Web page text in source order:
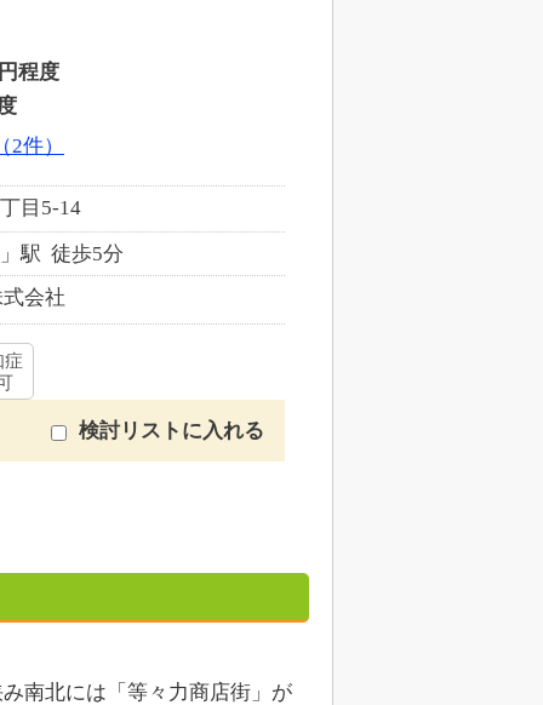
程度
件）
目5-14
駅 徒歩5分
会社
症
検討リストに入れる
南北には「等々力商店街」が